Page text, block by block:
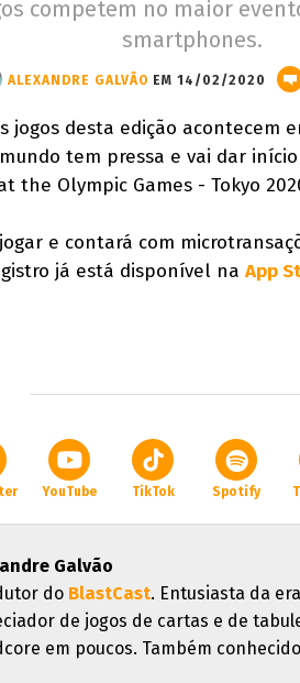
competem no maior
smartphones.
ALEXANDRE GALVÃO EM 14/02/2020
jogos desta edição acontecem
tem pressa e vai dar
the Olympic Games - Tokyo
e contará com
já está disponível na App
YouTube TikTok Spotify
Galvão
do BlastCast. Entusiasta da
de jogos de cartas e de
em poucos. Também